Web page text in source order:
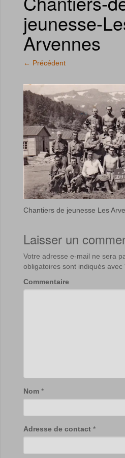
jeunesse-
Arvennes
← Précédent
Chantiers de jeunesse Les
Laisser un
Votre adresse e-mail ne sera
obligatoires sont indiqués avec
Commentaire
Nom *
Adresse de contact *